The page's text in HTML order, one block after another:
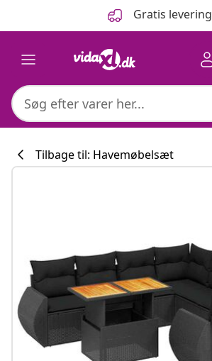
Gratis levering
#sharemevidaxl
Tilbage til: Havemøbelsæt